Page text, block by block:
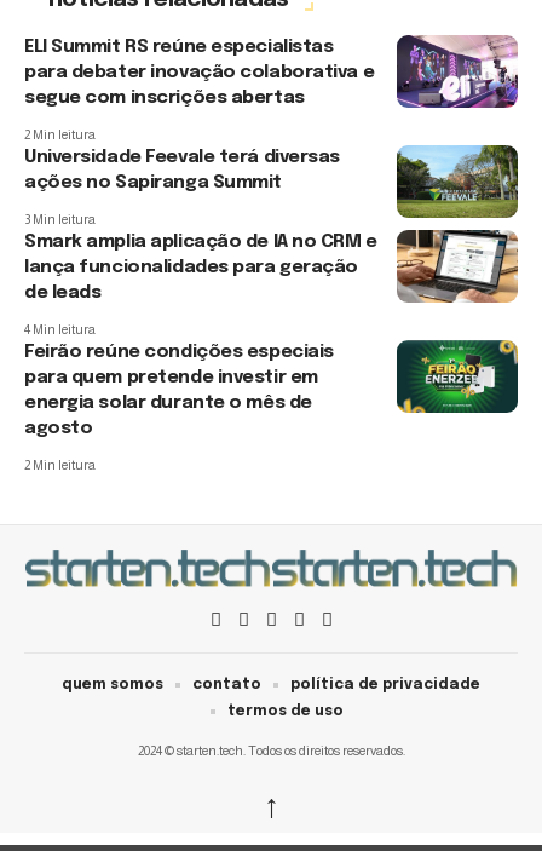
ELI Summit RS reúne especialistas
para debater inovação colaborativa e
segue com inscrições abertas
2 Min leitura
Universidade Feevale terá diversas
ações no Sapiranga Summit
3 Min leitura
Smark amplia aplicação de IA no CRM e
lança funcionalidades para geração
de leads
4 Min leitura
Feirão reúne condições especiais
para quem pretende investir em
energia solar durante o mês de
agosto
2 Min leitura
2024 © starten.tech. Todos os direitos reservados.
quem somos contato
política de privacidade
termos de uso
↑